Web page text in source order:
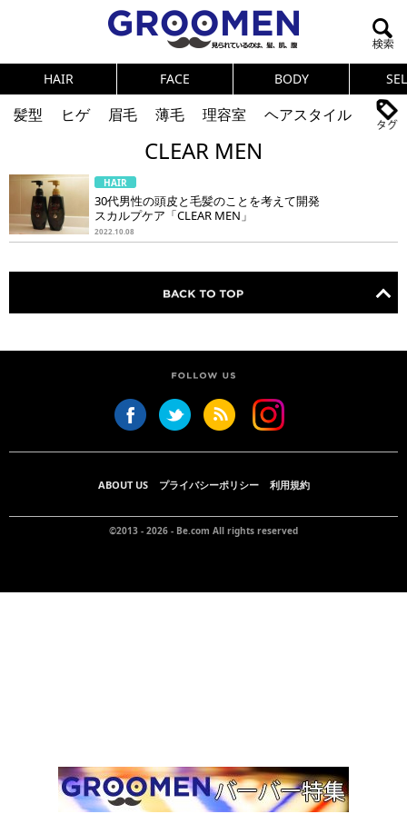
HAIR FACE BODY
髪型 ヒゲ 眉毛 薄毛 理容室
ヘアスタイル
体臭 ニオイ
連載
メンズコスメ
NEWS PICK UP 筋肉
女の本音
テストステロン
健康
スキンケア 食事
調査結果
トレーニング
好印象な男
頭皮ケア
ダイエット
理容室
CLEAR MEN
HAIR
30代男性の頭皮と毛髪のことを考えて開発
スカルプケア「CLEAR MEN」
2022.10.08
ABOUT US プライバシーポリシー 利用規約
©2013 - 2026 - Be.com All rights reserved